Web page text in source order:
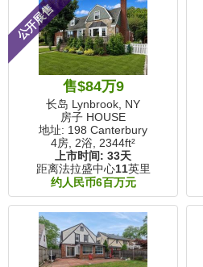
公开展售
售$84万9
长岛 Lynbrook, NY
房子 HOUSE
地址: 198 Canterbury
4房, 2浴, 2344ft²
上市时间: 33天
距离法拉盛中心11英里
约人民币6百万元